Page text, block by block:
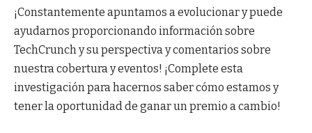
¡Constantemente apuntamos a evolucionar y puede
ayudarnos proporcionando información sobre
TechCrunch y su perspectiva y comentarios sobre
nuestra cobertura y eventos! ¡Complete esta
investigación para hacernos saber cómo estamos y
tener la oportunidad de ganar un premio a cambio!